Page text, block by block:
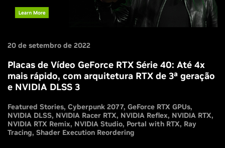
20 de setembro de 2022
Placas de Vídeo GeForce RTX Série 40: Até 4x
mais rápido, com arquitetura RTX de 3ª geração
e NVIDIA DLSS 3
Featured Stories Cyberpunk 2077 GeForce RTX GPUs
NVIDIA DLSS NVIDIA Racer RTX NVIDIA Reflex NVIDIA RTX
NVIDIA RTX Remix NVIDIA Studio Portal with RTX Ray
Tracing Shader Execution Reordering